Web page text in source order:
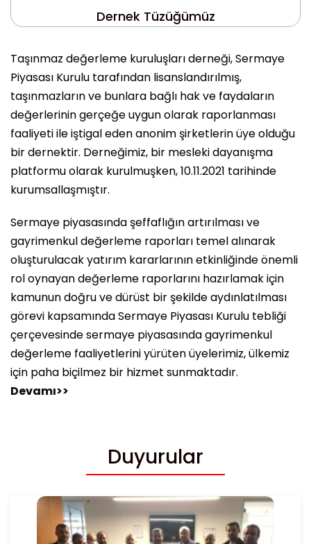
Dernek Tüzüğümüz
Taşınmaz değerleme kuruluşları derneği, Sermaye
Piyasası Kurulu tarafından lisanslandırılmış,
taşınmazların ve bunlara bağlı hak ve faydaların
değerlerinin gerçeğe uygun olarak raporlanması
faaliyeti ile iştigal eden anonim şirketlerin üye olduğu
bir dernektir. Derneğimiz, bir mesleki dayanışma
platformu olarak kurulmuşken, 10.11.2021 tarihinde
kurumsallaşmıştır.
Sermaye piyasasında şeffaflığın artırılması ve
gayrimenkul değerleme raporları temel alınarak
oluşturulacak yatırım kararlarının etkinliğinde önemli
rol oynayan değerleme raporlarını hazırlamak için
kamunun doğru ve dürüst bir şekilde aydınlatılması
görevi kapsamında Sermaye Piyasası Kurulu tebliği
çerçevesinde sermaye piyasasında gayrimenkul
değerleme faaliyetlerini yürüten üyelerimiz, ülkemiz
için paha biçilmez bir hizmet sunmaktadır.
Devamı>>
Duyurular